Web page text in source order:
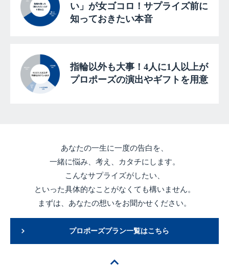
い」が女ゴコロ！サプライズ前に
知っておきたい本音
指輪以外も大事！4人に1人以上が
プロポーズの演出やギフトを用意
あなたの一生に一度の告白を、
一緒に悩み、考え、カタチにします。
こんなサプライズがしたい、
といった具体的なことがなくても構いません。
まずは、あなたの想いをお聞かせください。
プロポーズプラン一覧はこちら